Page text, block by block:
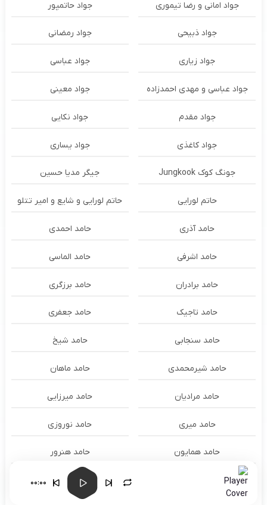
جواد امانی و رضا تیموری جواد حاتمپور
جواد ذبیحی جواد رمضانی
جواد زیاری جواد عباسی
جواد عباسی و مهدی احمدزاده جواد معینی
جواد مقدم جواد نکایی
جواد کاغذی جواد یساری
جونگ کوک Jungkook جیگر مدیا حسین
حاتم لورایی حاتم لورایی و شایع و امیر تتلو
حامد آذری حامد احمدی
حامد اشرفی حامد الماسی
حامد برادران حامد برزگری
حامد تاجیک حامد جعفری
حامد سنجابی حامد شیخ
حامد شیرمحمدی حامد ماهان
حامد مرادیان حامد میرزایی
حامد میری حامد نوروزی
حامد همایون حامد هنرور
حامد یوسفی 00:00